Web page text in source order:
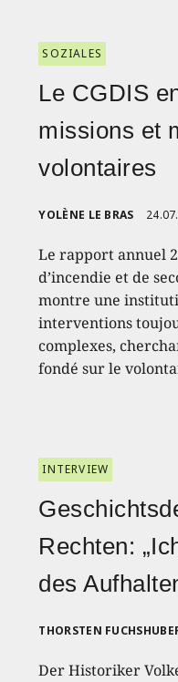
SOZIALES
Le CGDIS
missions et
volontaires
YOLÈNE LE BRAS
Le rapport annuel
d’incendie et de
montre une
interventions
complexes,
fondé sur le
INTERVIEW
Rechten:
des
THORSTEN
Der Historiker